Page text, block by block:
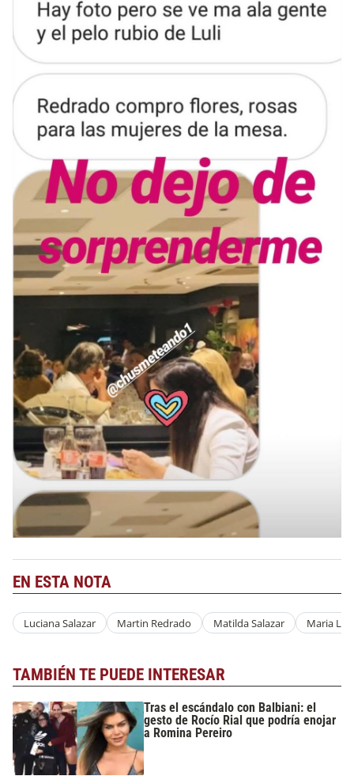
EN ESTA NOTA
Luciana Salazar Martin Redrado Matilda Salazar Maria
TAMBIÉN TE PUEDE INTERESAR
Tras el escándalo con Balbiani: el
gesto de Rocío Rial que podría enojar
a Romina Pereiro